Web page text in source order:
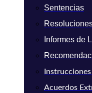
Sentencias
Informes de
Acuerdos